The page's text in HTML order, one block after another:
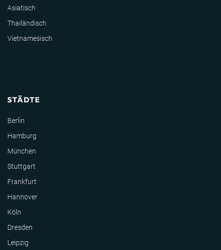
Asiatisch
Thailändisch
Vietnamesisch
STÄDTE
Berlin
Hamburg
München
Stuttgart
Frankfurt
Hannover
Köln
Dresden
Leipzig